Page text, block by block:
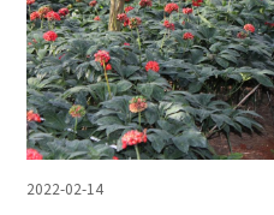
2022-02-14